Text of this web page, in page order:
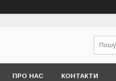
ПРО НАС КОНТАКТИ